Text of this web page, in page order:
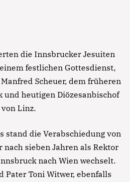
die Innsbrucker Jesuiten
festlichen Gottesdienst,
Scheuer, dem früheren
und heutigen Diözesanbischof
von Linz.
stand die Verabschiedung von
nach sieben Jahren als Rektor
nach Wien wechselt.
Pater Toni Witwer, ebenfalls